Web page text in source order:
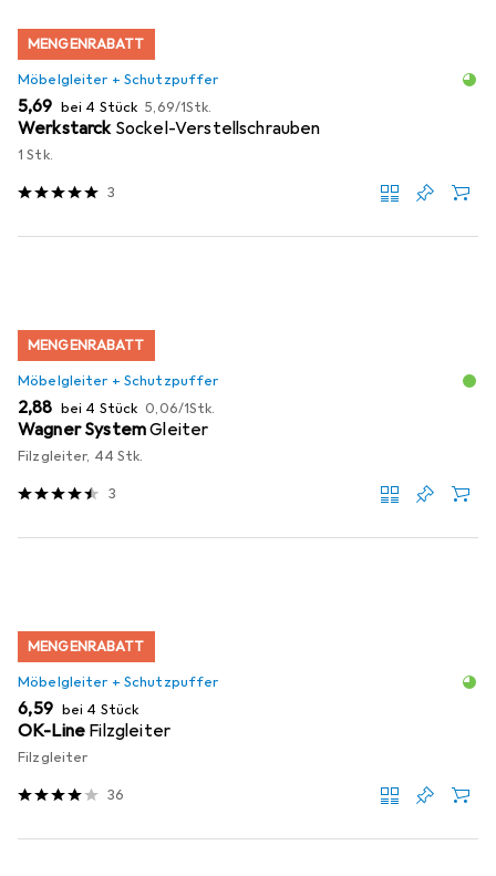
MENGENRABATT
Möbelgleiter + Schutzpuffer
EUR
5,69 bei 4 Stück EUR
5,69/1Stk.
Werkstarck Sockel-Verstellschrauben
1 Stk.
3
MENGENRABATT
Möbelgleiter + Schutzpuffer
EUR
2,88 bei 4 Stück EUR
0,06/1Stk.
Wagner SystemGleiter
Filzgleiter, 44 Stk.
3
MENGENRABATT
Möbelgleiter + Schutzpuffer
EUR
6,59 bei 4 Stück
OK-Line Filzgleiter
Filzgleiter
36